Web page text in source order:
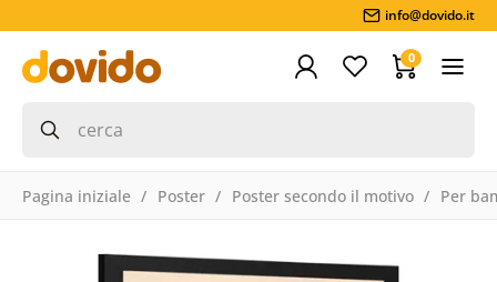
info@dovido.it
0
Pagina iniziale Poster Poster secondo il motivo Per